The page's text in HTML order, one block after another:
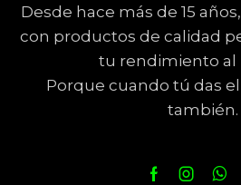
Desde hace más de 15
con productos de calidad
tu rendimiento al
Porque cuando tú das el
también.